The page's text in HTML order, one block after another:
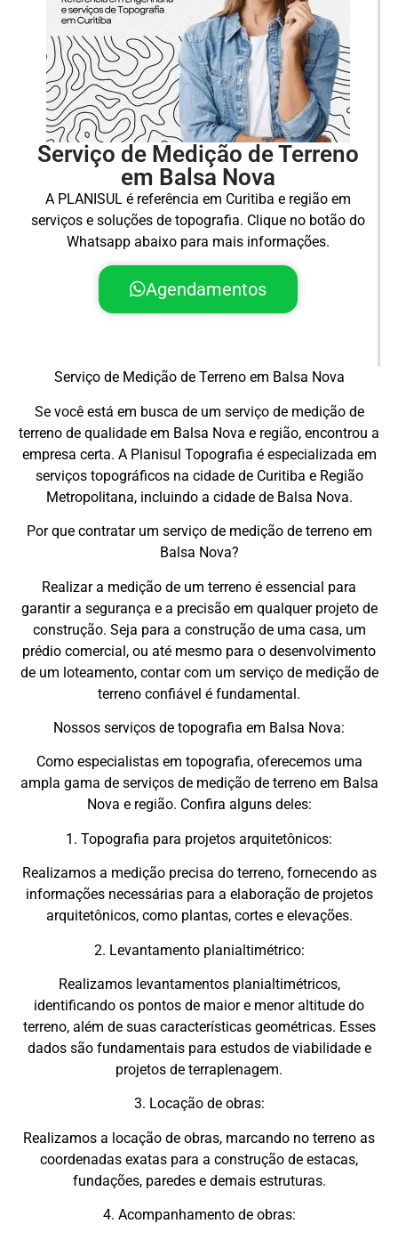
Serviço de Medição de Terreno
em Balsa Nova
A PLANISUL é referência em Curitiba e região em
serviços e soluções de topografia. Clique no botão do
Whatsapp abaixo para mais informações.
Agendamentos
Serviço de Medição de Terreno em Balsa Nova
Se você está em busca de um serviço de medição de
terreno de qualidade em Balsa Nova e região, encontrou a
empresa certa. A Planisul Topografia é especializada em
serviços topográficos na cidade de Curitiba e Região
Metropolitana, incluindo a cidade de Balsa Nova.
Por que contratar um serviço de medição de terreno em
Balsa Nova?
Realizar a medição de um terreno é essencial para
garantir a segurança e a precisão em qualquer projeto de
construção. Seja para a construção de uma casa, um
prédio comercial, ou até mesmo para o desenvolvimento
de um loteamento, contar com um serviço de medição de
terreno confiável é fundamental.
Nossos serviços de topografia em Balsa Nova:
Como especialistas em topografia, oferecemos uma
ampla gama de serviços de medição de terreno em Balsa
Nova e região. Confira alguns deles:
1. Topografia para projetos arquitetônicos:
Realizamos a medição precisa do terreno, fornecendo as
informações necessárias para a elaboração de projetos
arquitetônicos, como plantas, cortes e elevações.
2. Levantamento planialtimétrico:
Realizamos levantamentos planialtimétricos,
identificando os pontos de maior e menor altitude do
terreno, além de suas características geométricas. Esses
dados são fundamentais para estudos de viabilidade e
projetos de terraplenagem.
3. Locação de obras:
Realizamos a locação de obras, marcando no terreno as
coordenadas exatas para a construção de estacas,
fundações, paredes e demais estruturas.
4. Acompanhamento de obras: